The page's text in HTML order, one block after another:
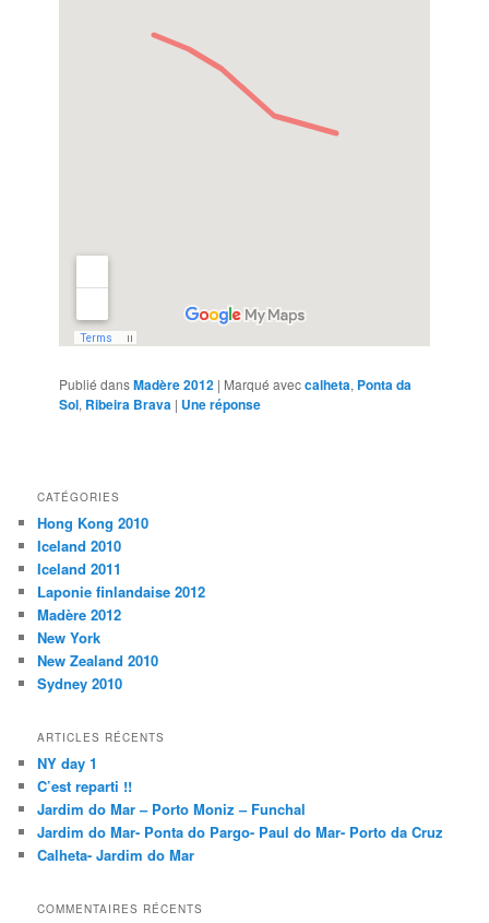
Publié dansMadère 2012 | Marqué aveccalheta, Ponta da
Sol, Ribeira Brava | Uneréponse
CATÉGORIES
Hong Kong 2010
Iceland 2010
Iceland 2011
Laponie finlandaise 2012
Madère 2012
New York
New Zealand 2010
Sydney 2010
ARTICLES RÉCENTS
NY day 1
C’est reparti !!
Jardim do Mar – Porto Moniz – Funchal
Jardim do Mar- Ponta do Pargo- Paul do Mar- Porto da Cruz
Calheta- Jardim do Mar
COMMENTAIRES RÉCENTS